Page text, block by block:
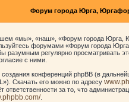
Форум города Юрга,
«мы», «наш», «Форум города Юрга,
форумами «Форум города
регулярно просматривать
с ними.
конференций phpBB (в
Скачать его можно по адресу
за то, что
.